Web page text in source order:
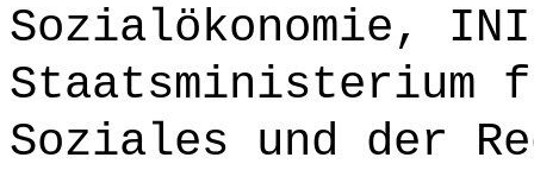
Sozialökonomie,
Staatsministerium
Soziales und der